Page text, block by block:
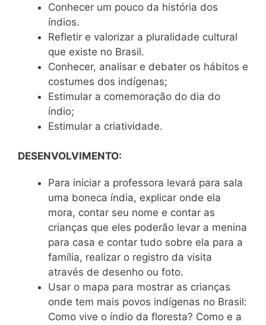
Conhecer um pouco da história dos
índios.
Refletir e valorizar a pluralidade cultural
que existe no Brasil.
Conhecer, analisar e debater os hábitos e
costumes dos indígenas;
Estimular a comemoração do dia do
índio;
Estimular a criatividade.
DESENVOLVIMENTO:
Para iniciar a professora levará para sala
uma boneca índia, explicar onde ela
mora, contar seu nome e contar as
crianças que eles poderão levar a menina
para casa e contar tudo sobre ela para a
família, realizar o registro da visita
através de desenho ou foto.
Usar o mapa para mostrar as crianças
onde tem mais povos indígenas no Brasil:
Como vive o índio da floresta? Como e a